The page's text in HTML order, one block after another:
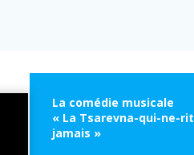
La comédie musicale
« La Tsarevna-qui-ne-
jamais »